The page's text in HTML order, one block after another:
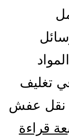
تغليف
نقل عفش
قراءة